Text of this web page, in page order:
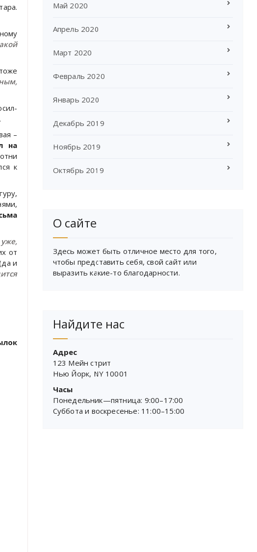
–
на
к
от
и
Май 2020
Апрель 2020
Март 2020
Февраль 2020
Январь 2020
Декабрь 2019
Ноябрь 2019
Октябрь 2019
О сайте
Здесь может быть отличное место для того,
чтобы представить себя, свой сайт или
выразить какие-то благодарности.
Найдите нас
Адрес
123 Мейн стрит
Нью Йорк, NY 10001
Часы
Понедельник—пятница: 9:00–17:00
Суббота и воскресенье: 11:00–15:00